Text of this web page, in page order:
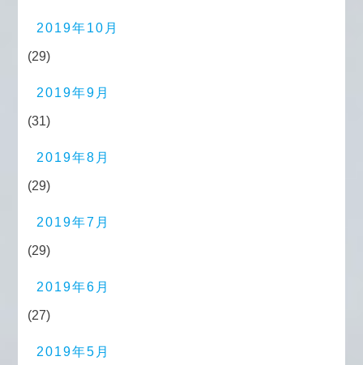
2019年10月
(29)
2019年9月
(31)
2019年8月
(29)
2019年7月
(29)
2019年6月
(27)
2019年5月